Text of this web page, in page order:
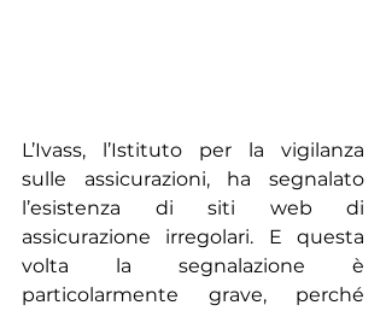
L’Ivass, l’Istituto per la vigilanza
sulle assicurazioni, ha segnalato
l’esistenza di siti web di
assicurazione irregolari. E questa
volta la segnalazione è
particolarmente grave, perché